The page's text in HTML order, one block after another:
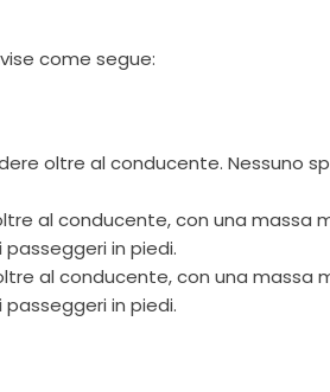
come segue:
oltre al conducente. Nessuno
al conducente, con una massa
in piedi.
al conducente, con una massa
in piedi.